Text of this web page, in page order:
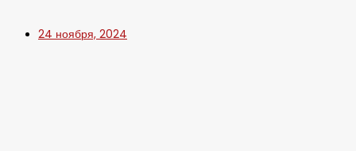
24 ноября, 2024